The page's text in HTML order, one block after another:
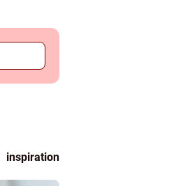
inspiration